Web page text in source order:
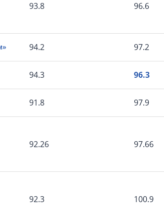
93.8 96.6
94.2 97.2
94.3 96.3
91.8 97.9
92.26 97.66
92.3 100.9